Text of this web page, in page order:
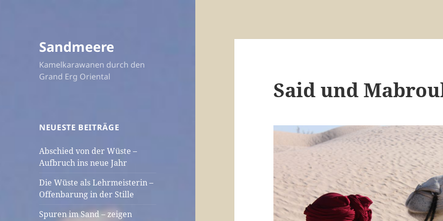
Sandmeere
Kamelkarawanen durch den
Grand Erg Oriental
NEUESTE BEITRÄGE
Abschied von der Wüste –
Aufbruch ins neue Jahr
Die Wüste als Lehrmeisterin –
Offenbarung in der Stille
Spuren im Sand – zeigen
Said und